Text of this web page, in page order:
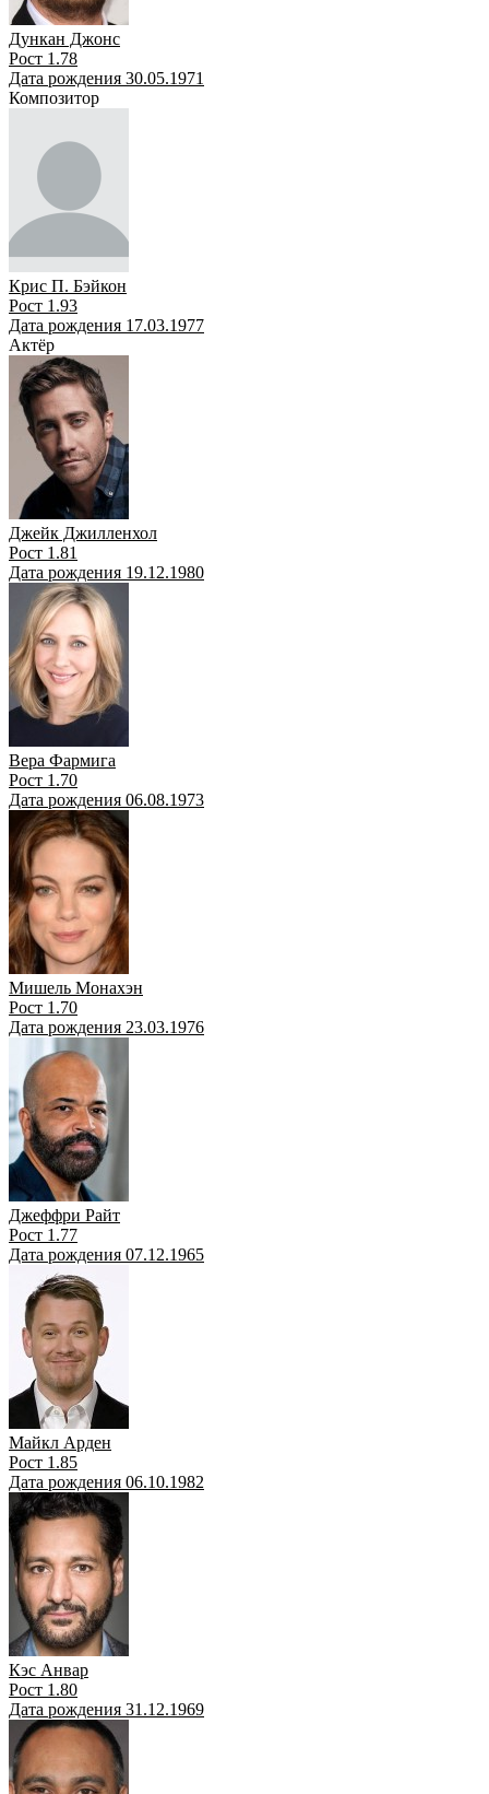
Дункан Джонс
Рост 1.78
Дата рождения 30.05.1971
Композитор
Крис П. Бэйкон
Рост 1.93
Дата рождения 17.03.1977
Актёр
Джейк Джилленхол
Рост 1.81
Дата рождения 19.12.1980
Вера Фармига
Рост 1.70
Дата рождения 06.08.1973
Мишель Монахэн
Рост 1.70
Дата рождения 23.03.1976
Джеффри Райт
Рост 1.77
Дата рождения 07.12.1965
Майкл Арден
Рост 1.85
Дата рождения 06.10.1982
Кэс Анвар
Рост 1.80
Дата рождения 31.12.1969